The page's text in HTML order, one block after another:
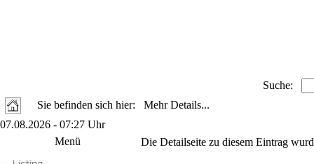
Suche:
Sie befinden sich hier: Mehr Details...
07.08.2026 - 07:27 Uhr
Menü
Die Detailseite zu diesem Eintrag